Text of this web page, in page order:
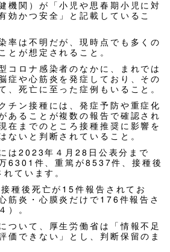
機関）が「小児や思春期小児に対
効かつ安全」と記載しているこ
率は不明だが、現時点でも多くの
とが想定されること。
コロナ感染者のなかに、まれでは
症や心筋炎を発症しており、その
、死亡に至った症例もいること。
チン接種には、発症予防や重症化
あることが複数の報告で確認され
在までのところ接種推奨に影響を
ないと判断されている こと。
は2023年４月28日公表分まで
6301件、重篤が8537件、接種後
ています。
種後死亡が15件報告されてお
筋炎・心膜炎だけで176件報告さ
）。
ついて、厚生労働省は「情報不足
価できない」とし、判断保留のま